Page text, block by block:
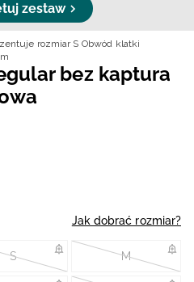
zestaw
rozmiar S Obwód klatki
bez kaptura
Jak dobrać rozmiar?
S M